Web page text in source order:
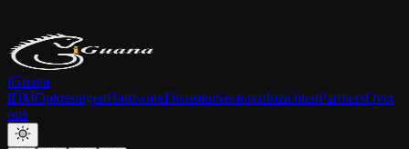
iGuana
iDMOplossingenHardwareDienstenSectorenInzichtenPartnersOver
ons